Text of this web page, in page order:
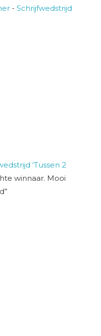
-Schrijfwedstrijd
‘Tussen 2
winnaar. Mooi
”